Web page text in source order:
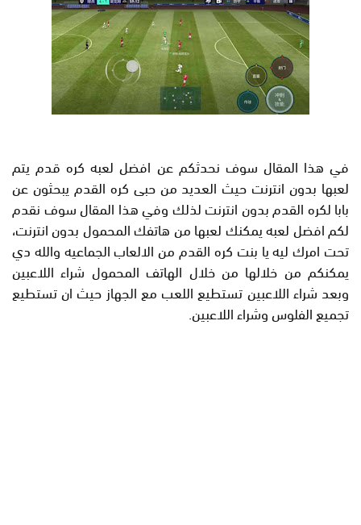
في هذا المقال سوف نحدثكم عن افضل لعبه كره قدم يتم
لعبها بدون انترنت حيث العديد من حبى كره القدم يبحثون عن
بابا لكره القدم بدون انترنت لذلك وفي هذا المقال سوف نقدم
لكم افضل لعبه يمكنك لعبها من هاتفك المحمول بدون انترنت،
تحت امرك ليه يا بنت كره القدم من الالعاب الجماعيه والله دي
يمكنكم من خلالها من خلال الهاتف المحمول شراء اللاعبين
وبعد شراء اللاعبين تستطيع اللعب مع الجهاز حيث ان تستطيع
تجميع الفلوس وشراء اللاعبين.